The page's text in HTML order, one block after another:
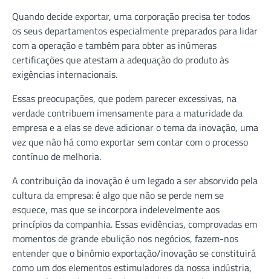
Quando decide exportar, uma corporação precisa ter todos
os seus departamentos especialmente preparados para lidar
com a operação e também para obter as inúmeras
certificações que atestam a adequação do produto às
exigências internacionais.
Essas preocupações, que podem parecer excessivas, na
verdade contribuem imensamente para a maturidade da
empresa e a elas se deve adicionar o tema da inovação, uma
vez que não há como exportar sem contar com o processo
contínuo de melhoria.
A contribuição da inovação é um legado a ser absorvido pela
cultura da empresa: é algo que não se perde nem se
esquece, mas que se incorpora indelevelmente aos
princípios da companhia. Essas evidências, comprovadas em
momentos de grande ebulição nos negócios, fazem-nos
entender que o binômio exportação/inovação se constituirá
como um dos elementos estimuladores da nossa indústria,